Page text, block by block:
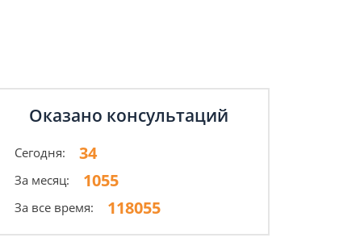
Оказано консультаций
Сегодня: 34
За месяц: 1055
За все время: 118055